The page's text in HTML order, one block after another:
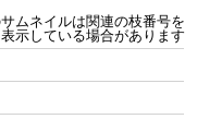
ムネイルは関連の枝番号を
表示している場合があります